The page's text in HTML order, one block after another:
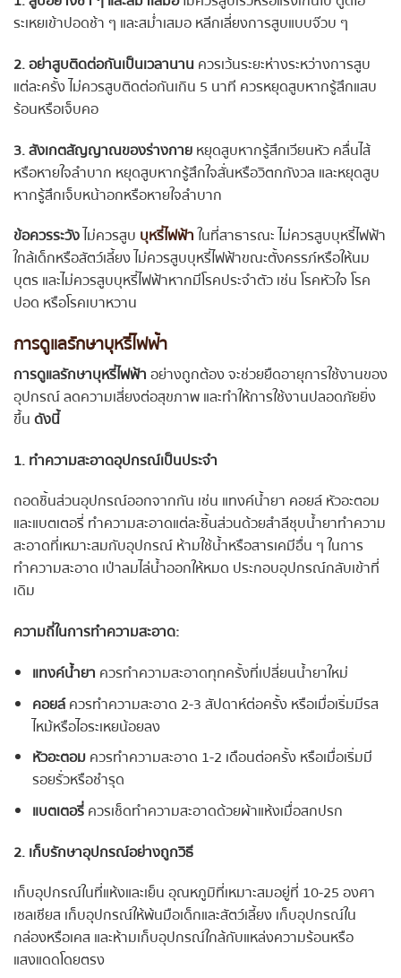
ระเหยเข้าปอดช้า ๆ และสม่ำเสมอ หลีกเลี่ยงการสูบแบบจ๊วบ ๆ
2. อย่าสูบติดต่อกันเป็นเวลานานควรเว้นระยะห่างระหว่างการสูบ
แต่ละครั้ง ไม่ควรสูบติดต่อกันเกิน 5 นาที ควรหยุดสูบหากรู้สึกแสบ
ร้อนหรือเจ็บคอ
3. สังเกตสัญญาณของร่างกายหยุดสูบหากรู้สึกเวียนหัว คลื่นไส้
หรือหายใจลำบาก หยุดสูบหากรู้สึกใจสั่นหรือวิตกกังวล และหยุดสูบ
หากรู้สึกเจ็บหน้าอกหรือหายใจลำบาก
ข้อควรระวังไม่ควรสูบ บุหรี่ไฟฟ้าในที่สาธารณะ ไม่ควรสูบบุหรี่ไฟฟ้า
ใกล้เด็กหรือสัตว์เลี้ยง ไม่ควรสูบบุหรี่ไฟฟ้าขณะตั้งครรภ์หรือให้นม
บุตร และไม่ควรสูบบุหรี่ไฟฟ้าหากมีโรคประจำตัว เช่น โรคหัวใจ โรค
ปอด หรือโรคเบาหวาน
การดูแลรักษาบุหรี่ไฟฟ้า
การดูแลรักษาบุหรี่ไฟฟ้าอย่างถูกต้อง จะช่วยยืดอายุการใช้งานของ
อุปกรณ์ ลดความเสี่ยงต่อสุขภาพ และทำให้การใช้งานปลอดภัยยิ่ง
ขึ้นดังนี้
1. ทำความสะอาดอุปกรณ์เป็นประจำ
ถอดชิ้นส่วนอุปกรณ์ออกจากกัน เช่น แทงค์น้ำยา คอยล์ หัวอะตอม
และแบตเตอรี่ ทำความสะอาดแต่ละชิ้นส่วนด้วยสำลีชุบน้ำยาทำความ
สะอาดที่เหมาะสมกับอุปกรณ์ ห้ามใช้น้ำหรือสารเคมีอื่น ๆ ในการ
ทำความสะอาด เป่าลมไล่น้ำออกให้หมด ประกอบอุปกรณ์กลับเข้าที่
เดิม
ความถี่ในการทำความสะอาด:
แทงค์น้ำยา ควรทำความสะอาดทุกครั้งที่เปลี่ยนน้ำยาใหม่
คอยล์ควรทำความสะอาด 2-3 สัปดาห์ต่อครั้ง หรือเมื่อเริ่มมีรส
ไหม้หรือไอระเหยน้อยลง
หัวอะตอมควรทำความสะอาด 1-2 เดือนต่อครั้ง หรือเมื่อเริ่มมี
รอยรั่วหรือชำรุด
แบตเตอรี่ควรเช็ดทำความสะอาดด้วยผ้าแห้งเมื่อสกปรก
2. เก็บรักษาอุปกรณ์อย่างถูกวิธี
เก็บอุปกรณ์ในที่แห้งและเย็น อุณหภูมิที่เหมาะสมอยู่ที่ 10-25 องศา
เซลเซียส เก็บอุปกรณ์ให้พ้นมือเด็กและสัตว์เลี้ยง เก็บอุปกรณ์ใน
กล่องหรือเคส และห้ามเก็บอุปกรณ์ใกล้กับแหล่งความร้อนหรือ
แสงแดดโดยตรง